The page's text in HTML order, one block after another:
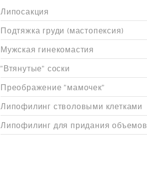
Липосакция
Подтяжка груди (мастопексия)
Мужская гинекомастия
"Втянутые" соски
Преображение "мамочек"
Липофилинг стволовыми клетками
Липофилинг для придания объемов